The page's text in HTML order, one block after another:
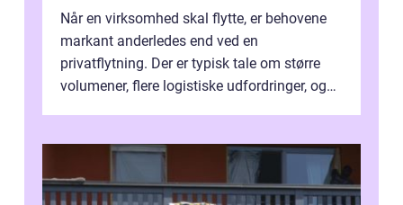
Når en virksomhed skal flytte, er behovene
markant anderledes end ved en
privatflytning. Der er typisk tale om større
volumener, flere logistiske udfordringer, og